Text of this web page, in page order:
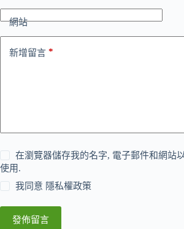
網站
新增留言 *
在瀏覽器儲存我的名字, 電子郵件和網站
使用.
我同意 隱私權政策
發佈留言